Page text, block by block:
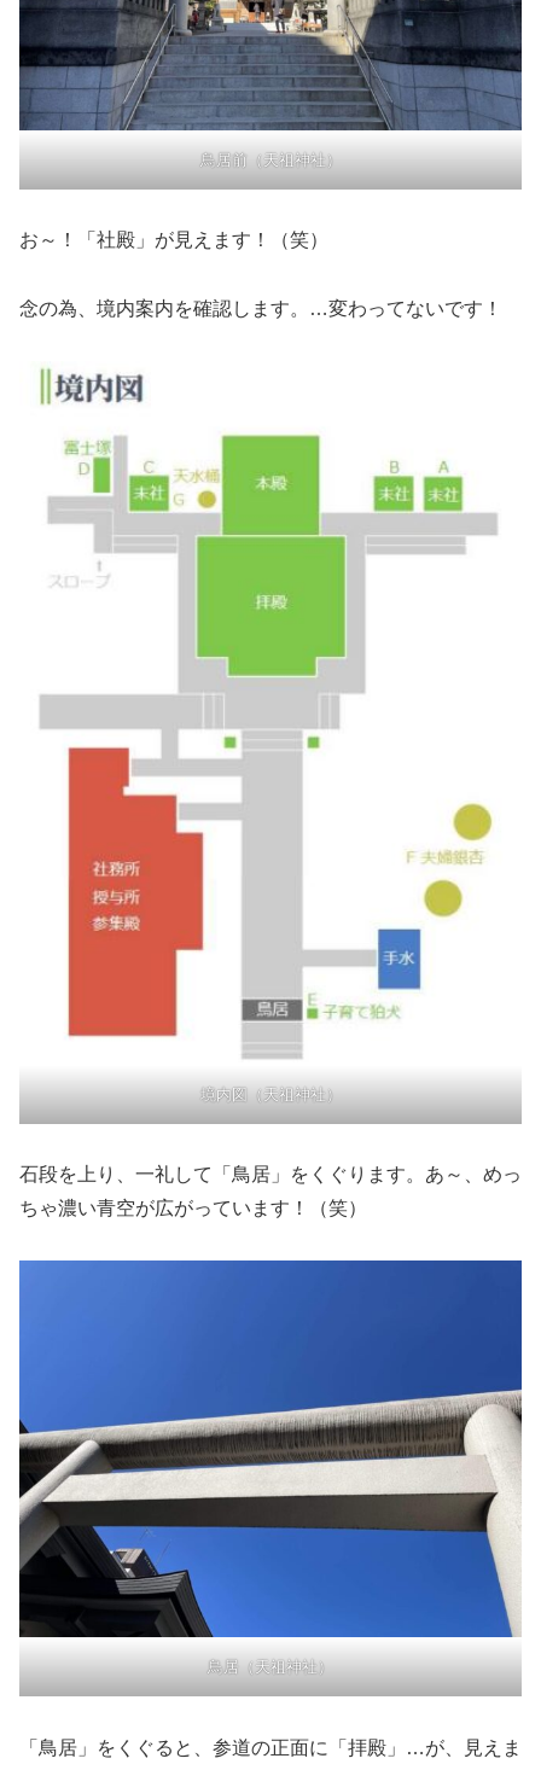
鳥居前（天祖神社）
お～！「社殿」が見えます！（笑）
念の為、境内案内を確認します。…変わってないです！
境内図（天祖神社）
石段を上り、一礼して「鳥居」をくぐります。あ～、めっ
ちゃ濃い青空が広がっています！（笑）
鳥居（天祖神社）
「鳥居」をくぐると、参道の正面に「拝殿」…が、見えま